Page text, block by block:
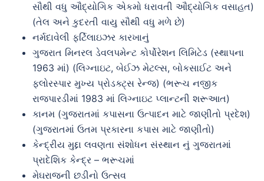
સૌથી વધુ ઔદ્યોગિક એકમો ધરાવતી ઔદ્યોગિક વસાહત)
(તેલ અને કુદરતી વાયુ સૌથી વધુ મળે છે)
નર્મદાવેલી ફર્ટિલાઇઝર કારખાનું
ગુજરાત મિનરલ ડેવલપમેન્ટ કોર્પોરેશન લિમિટેડ (સ્થાપના
1963 માં) (લિગ્નાઇટ, બેઈઝ મેટલ્સ, બોકસાઈટ અને
ફ્લોરસ્પાર મુખ્ય પ્રોડક્ટ્સ રેન્જ) (ભરૂચ નજીક
રાજપારડીમાં 1983 માં લિગ્નાઇટ પ્લાન્ટની શરૂઆત)
કાનમ (ગુજરાતમાં કપાસના ઉત્પાદન માટે જાણીતો પ્રદેશ)
(ગુજરાતમાં ઉતમ પ્રકારના કપાસ માટે જાણીતો)
કેન્દ્રીય મુદ્દા લવણતા સંશોધન સંસ્થાન નું ગુજરાતમાં
પ્રાદેશિક કેન્દ્ર – ભરૂચમાં
મેઘરાજની છડીનો ઉત્સવ